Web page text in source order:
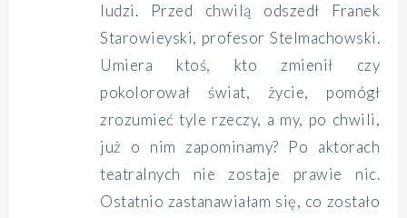
ludzi. Przed chwilą odszedł Franek
Starowieyski, profesor Stelmachowski.
Umiera ktoś, kto zmienił czy
pokolorował świat, życie, pomógł
zrozumieć tyle rzeczy, a my, po chwili,
już o nim zapominamy? Po aktorach
teatralnych nie zostaje prawie nic.
Ostatnio zastanawiałam się, co zostało